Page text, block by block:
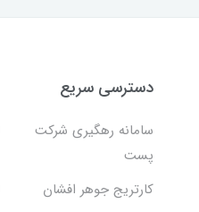
دسترسی سریع
سامانه رهگیری شرکت
پست
کارتریج جوهر افشان